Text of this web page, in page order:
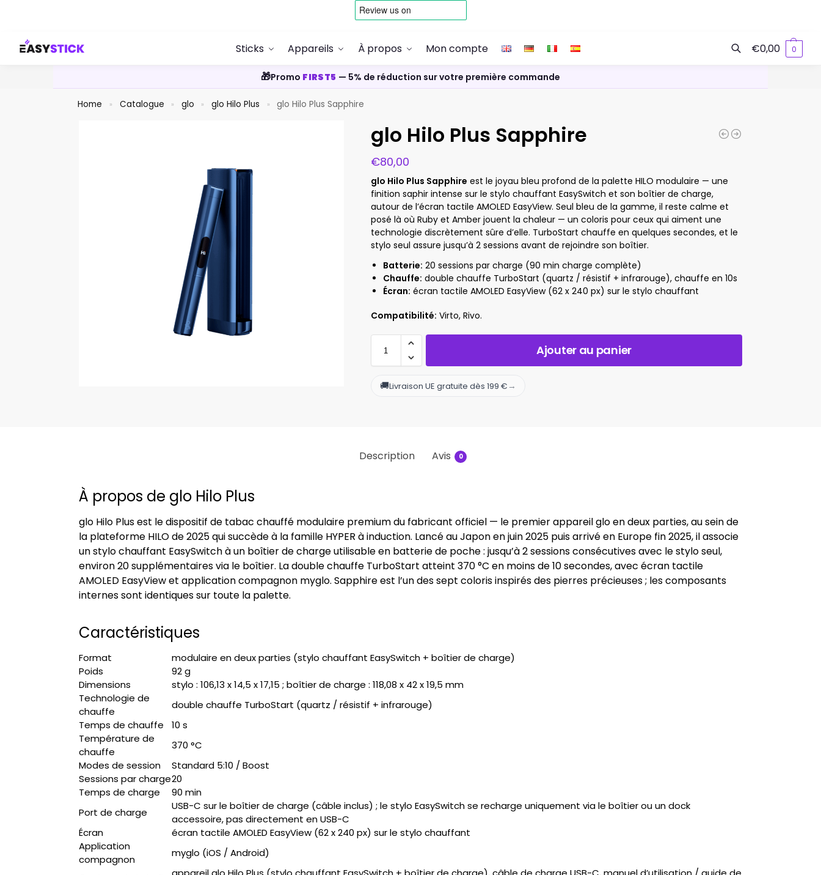
Sticks Appareils À propos Mon compte €0,00 0
🎁Promo FIRST5 — 5% de réduction sur votre première commande
Home » Catalogue » glo » glo Hilo Plus » glo Hilo Plus Sapphire
glo Hilo Plus Sapphire
€80,00
glo Hilo Plus Sapphire est le joyau bleu profond de la palette HILO modulaire — une
finition saphir intense sur le stylo chauffant EasySwitch et son boîtier de charge,
autour de l’écran tactile AMOLED EasyView. Seul bleu de la gamme, il reste calme et
posé là où Ruby et Amber jouent la chaleur — un coloris pour ceux qui aiment une
technologie discrètement sûre d’elle. TurboStart chauffe en quelques secondes, et le
stylo seul assure jusqu’à 2 sessions avant de rejoindre son boîtier.
Batterie: 20 sessions par charge (90 min charge complète)
Chauffe: double chauffe TurboStart (quartz / résistif + infrarouge), chauffe en 10s
Écran: écran tactile AMOLED EasyView (62 x 240 px) sur le stylo chauffant
Compatibilité: Virto, Rivo.
Ajouter au panier
🚚Livraison UE gratuite dès 199 € →
Description Avis 0
À propos de glo Hilo Plus
glo Hilo Plus est le dispositif de tabac chauffé modulaire premium du fabricant officiel — le premier appareil glo en deux parties, au sein de
la plateforme HILO de 2025 qui succède à la famille HYPER à induction. Lancé au Japon en juin 2025 puis arrivé en Europe fin 2025, il associe
un stylo chauffant EasySwitch à un boîtier de charge utilisable en batterie de poche : jusqu’à 2 sessions consécutives avec le stylo seul,
environ 20 supplémentaires via le boîtier. La double chauffe TurboStart atteint 370 °C en moins de 10 secondes, avec écran tactile
AMOLED EasyView et application compagnon myglo. Sapphire est l’un des sept coloris inspirés des pierres précieuses ; les composants
internes sont identiques sur toute la palette.
Caractéristiques
Format
modulaire en deux parties (stylo chauffant EasySwitch + boîtier de charge)
Poids
92 g
Dimensions
stylo : 106,13 x 14,5 x 17,15 ; boîtier de charge : 118,08 x 42 x 19,5 mm
Technologie de
chauffe
double chauffe TurboStart (quartz / résistif + infrarouge)
Temps de chauffe
10 s
Température de
chauffe
370 °C
Modes de session
Standard 5:10 / Boost
Sessions par charge20
Temps de charge
90 min
Port de charge
USB-C sur le boîtier de charge (câble inclus) ; le stylo EasySwitch se recharge uniquement via le boîtier ou un dock
accessoire, pas directement en USB-C
Écran
écran tactile AMOLED EasyView (62 x 240 px) sur le stylo chauffant
Application
compagnon
myglo (iOS / Android)